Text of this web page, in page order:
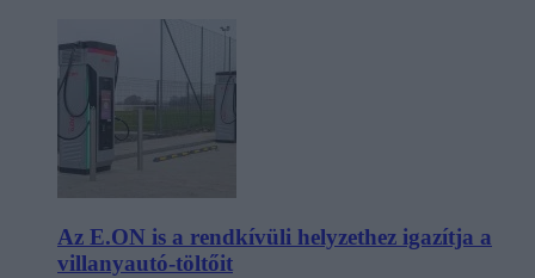
Az E.ON is a rendkívüli helyzethez igazítja a
villanyautó-töltőit